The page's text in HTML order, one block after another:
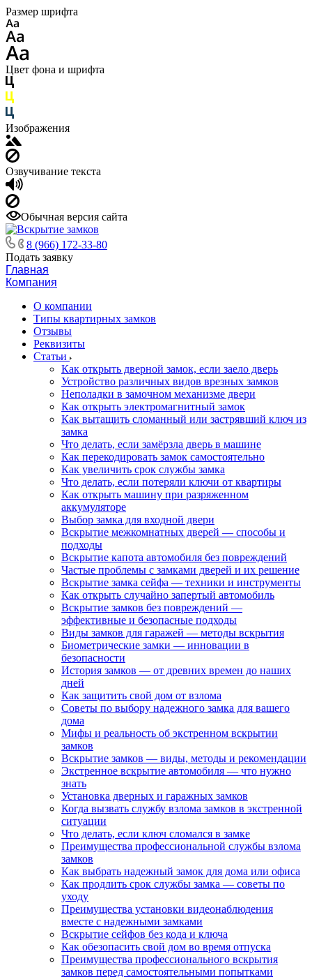
Размер шрифта
Цвет фона и шрифта
Изображения
Озвучивание текста
Обычная версия сайта
8 (966) 172-33-80
Подать заявку
Главная
Компания
О компании
Типы квартирных замков
Отзывы
Реквизиты
Статьи
Как открыть дверной замок, если заело дверь
Устройство различных видов врезных замков
Неполадки в замочном механизме двери
Как открыть электромагнитный замок
Как вытащить сломанный или застрявший ключ из
замка
Что делать, если замёрзла дверь в машине
Как перекодировать замок самостоятельно
Как увеличить срок службы замка
Что делать, если потеряли ключи от квартиры
Как открыть машину при разряженном
аккумуляторе
Выбор замка для входной двери
Вскрытие межкомнатных дверей — способы и
подходы
Вскрытие капота автомобиля без повреждений
Частые проблемы с замками дверей и их решение
Вскрытие замка сейфа — техники и инструменты
Как открыть случайно запертый автомобиль
Вскрытие замков без повреждений —
эффективные и безопасные подходы
Виды замков для гаражей — методы вскрытия
Биометрические замки — инновации в
безопасности
История замков — от древних времен до наших
дней
Как защитить свой дом от взлома
Советы по выбору надежного замка для вашего
дома
Мифы и реальность об экстренном вскрытии
замков
Вскрытие замков — виды, методы и рекомендации
Экстренное вскрытие автомобиля — что нужно
знать
Установка дверных и гаражных замков
Когда вызвать службу взлома замков в экстренной
ситуации
Что делать, если ключ сломался в замке
Преимущества профессиональной службы взлома
замков
Как выбрать надежный замок для дома или офиса
Как продлить срок службы замка — советы по
уходу
Преимущества установки видеонаблюдения
вместе с надежными замками
Вскрытие сейфов без кода и ключа
Как обезопасить свой дом во время отпуска
Преимущества профессионального вскрытия
замков перед самостоятельными попытками